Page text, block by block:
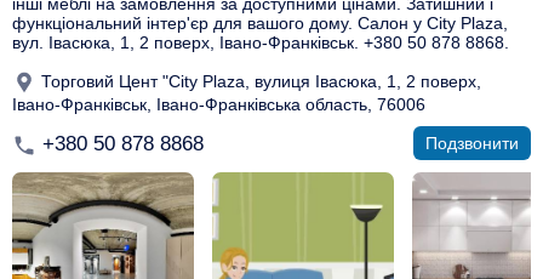
функціональний інтер'єр для вашого дому. Салон у City Plaza,
вул. Івасюка, 1, 2 поверх, Івано-Франківськ. +380 50 878 8868.
Торговий Цент "City Plaza, вулиця Івасюка, 1, 2 поверх,
Івано-Франківськ, Івано-Франківська область, 76006
+380 50 878 8868 Подзвонити